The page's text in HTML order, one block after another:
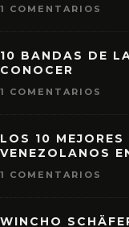
1 COMENTARIOS
10 BANDAS DE
CONOCER
1 COMENTARIOS
LOS 10
VENEZOLANOS
1 COMENTARIOS
WINCHO